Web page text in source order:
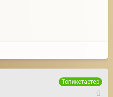
Топикстартер